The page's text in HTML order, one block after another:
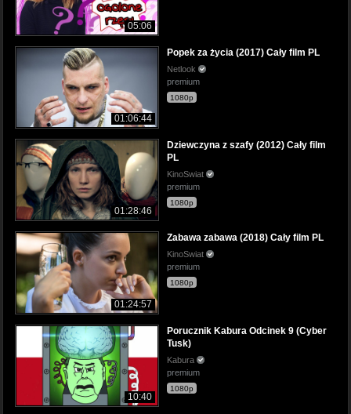
05:06
01:06:44
Popek za życia (2017) Cały film PL
Netlook
premium
1080p
01:28:46
Dziewczyna z szafy (2012) Cały film
PL
KinoSwiat
premium
1080p
01:24:57
Zabawa zabawa (2018) Cały film PL
KinoSwiat
premium
1080p
10:40
Porucznik Kabura Odcinek 9 (Cyber
Tusk)
Kabura
premium
1080p